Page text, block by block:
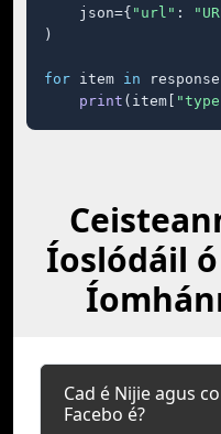
    json={
"url" :
)
for item in
print (item[
Íoslódáil
Cad é Nijie agus
Facebo é?